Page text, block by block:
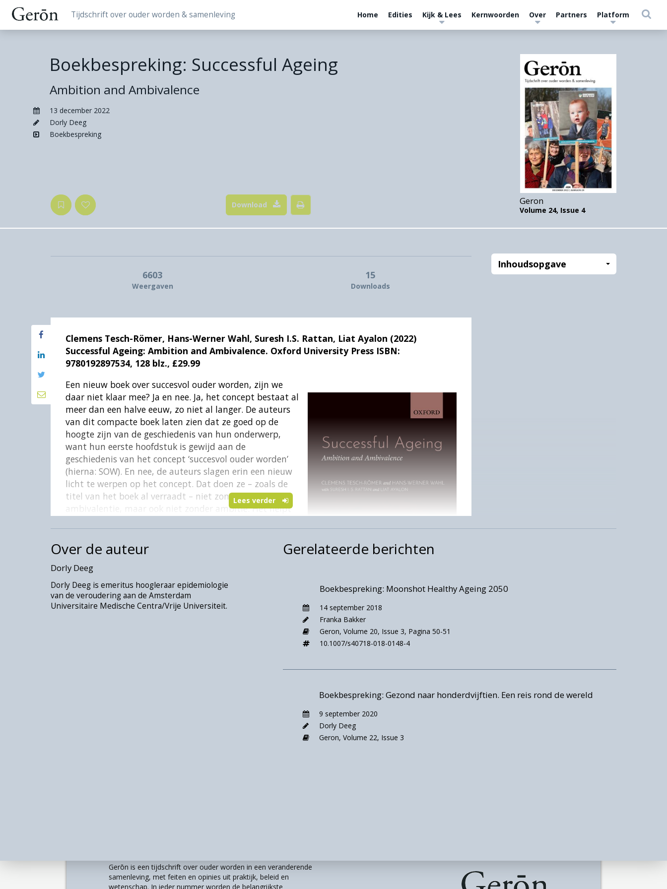
Tijdschrift over ouder worden & samenleving Home Edities Kijk & Lees Kernwoorden Over Partners Platform
Boekbespreking: Successful Ageing
Ambition and Ambivalence
13 december 2022
Dorly Deeg
Boekbespreking
Download Geron
Volume 24, Issue 4
6603
Weergaven
15
Downloads
Inhoudsopgave
Lees verder
Clemens Tesch-Römer, Hans-Werner Wahl, Suresh I.S. Rattan, Liat Ayalon (2022)
Successful Ageing: Ambition and Ambivalence. Oxford University Press ISBN:
9780192897534, 128 blz., £29.99
Een nieuw boek over succesvol ouder worden, zijn we
daar niet klaar mee? Ja en nee. Ja, het concept bestaat al
meer dan een halve eeuw, zo niet al langer. De auteurs
van dit compacte boek laten zien dat ze goed op de
hoogte zijn van de geschiedenis van hun onderwerp,
want hun eerste hoofdstuk is gewijd aan de
geschiedenis van het concept ‘succesvol ouder worden’
(hierna: SOW). En nee, de auteurs slagen erin een nieuw
licht te werpen op het concept. Dat doen ze – zoals de
titel van het boek al verraadt – niet zonder
ambivalentie, maar ook niet zonder ambitie. Het helpt
conceptualiseringen van SOW tegen het licht te houden,
presenteren zij een rijk scala aan gedachten en een
diepgaand en kritisch begrip van de materie. Het boek is
toegankelijk, mede door een strakke structuur, en biedt
een kader voor toekomstig denken en werken.
In hun eerste hoofdstuk wijzen de auteurs op
conceptualiseringen van SOW. Bijvoorbeeld, als activiteit een aspect is van SOW, kan het
nastreven van SOW voor sommige ouderen betekenen dat zij hun levenslange, inactieve
conceptualiseringen. In opeenvolgende hoofdstukken wordt elke conceptualisering besproken
in termen van zowel de ambities als de inherente ambivalenties die eraan kleven; elke
conceptualisering wordt onder de loep genomen in termen van haar affiniteit met de drie
maatschappelijke niveaus micro, meso, en macro; en van elke conceptualisering wordt de
beginsel heeft. Dit model is veruit het meest gebruikt en wordt door tal van wetenschappers
beschouwd als het model dat het concept van SOW volledig weergeeft.
Over de auteur
Dorly Deeg
Dorly Deeg is emeritus hoogleraar epidemiologie
van de veroudering aan de Amsterdam
Universitaire Medische Centra/Vrije Universiteit.
Gerelateerde berichten
Boekbespreking: Moonshot Healthy Ageing 2050
14 september 2018
Franka Bakker
Geron, Volume 20, Issue 3, Pagina 50-51
10.1007/s40718-018-0148-4
Boekbespreking: Gezond naar honderdvijftien. Een reis rond de wereld
9 september 2020
Dorly Deeg
Geron, Volume 22, Issue 3
Gerōn is een tijdschrift over ouder worden in een veranderende
samenleving, met feiten en opinies uit praktijk, beleid en
wetenschap. In ieder nummer worden de belangrijkste